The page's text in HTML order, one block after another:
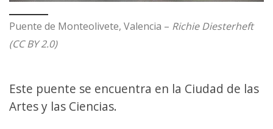
Puente de Monteolivete, Valencia – Richie Diesterheft
(CC BY 2.0)
Este puente se encuentra en la Ciudad de las
Artes y las Ciencias.